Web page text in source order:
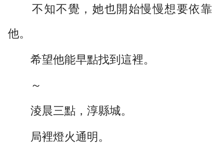
不知不覺，她也開始慢慢想要依靠
他。
希望他能早點找到這裡。
～
淩晨三點，淳縣城。
局裡燈火通明。